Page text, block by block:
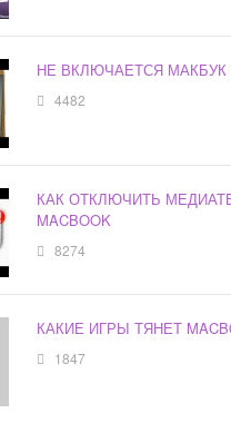
НЕ ВКЛЮЧАЕТСЯ
4482
КАК ОТКЛЮЧИТЬ
MACBOOK
8274
КАКИЕ ИГРЫ ТЯНЕТ
1847